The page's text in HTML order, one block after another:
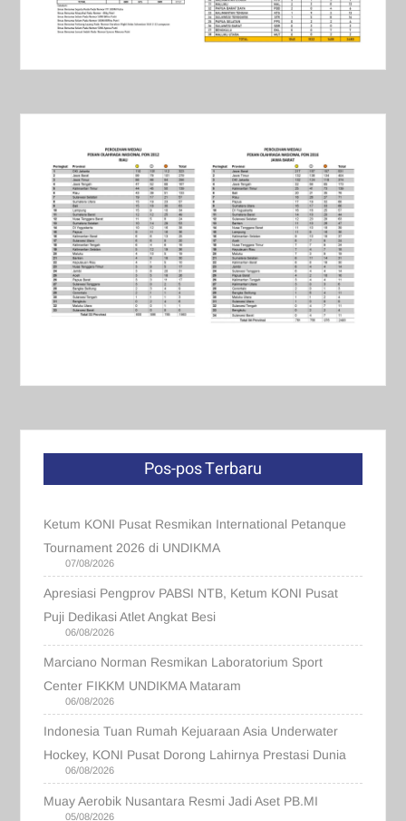
Pos-pos Terbaru
Ketum KONI Pusat Resmikan International Petanque
Tournament 2026 di UNDIKMA
07/08/2026
Apresiasi Pengprov PABSI NTB, Ketum KONI Pusat
Puji Dedikasi Atlet Angkat Besi
06/08/2026
Marciano Norman Resmikan Laboratorium Sport
Center FIKKM UNDIKMA Mataram
06/08/2026
Indonesia Tuan Rumah Kejuaraan Asia Underwater
Hockey, KONI Pusat Dorong Lahirnya Prestasi Dunia
06/08/2026
Muay Aerobik Nusantara Resmi Jadi Aset PB.MI
05/08/2026